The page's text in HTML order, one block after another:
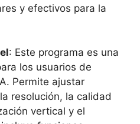
‌y efectivos para la‍
: Este programa es una
los usuarios de
Permite ajustar
resolución, la calidad
vertical⁣ y el